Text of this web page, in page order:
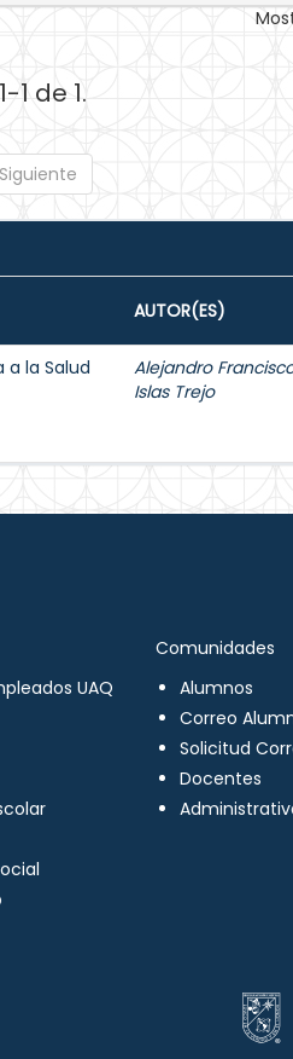
1 de 1.
Siguiente
AUTOR(ES)
a la Salud
Alejandro
Islas Trejo
UAQ
Comunidades
Alumnos
Correo
Solicitud
Docentes